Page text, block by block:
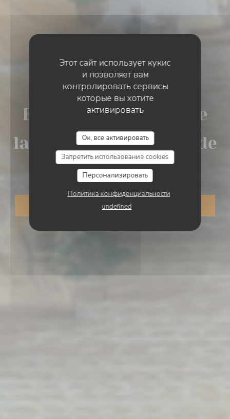
Этот сайт использует кукис
и позволяет вам
контролировать сервисы
которые вы хотите
активировать
Ок, все активировать
Запретить использование cookies
Персонализировать
Политика конфиденциальности
undefined
ESTAMINET FLAMAND• LILLE
Estaminet LA COUR de
la Ch’tite Brigitte rue de
la Monnaie LILLE
ЗАБРОНИРОВАТЬ СТОЛИК